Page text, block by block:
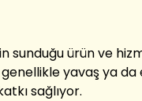
sunduğu ürün ve
yavaş ya
sağlıyor.